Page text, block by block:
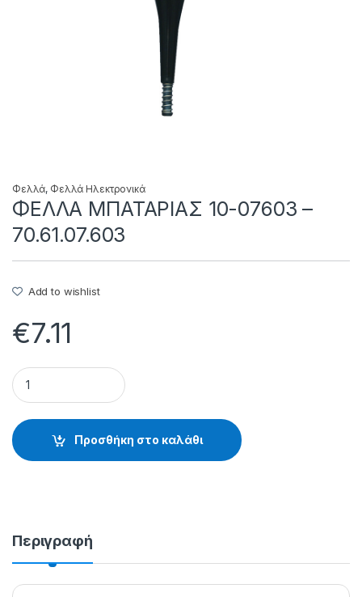
Φελλά, Φελλά Ηλεκτρονικά
ΦΕΛΛΑ ΜΠΑΤΑΡΙΑΣ 10-07603 –
70.61.07.603
Add to wishlist
€7.11
ΦΕΛΛΑ ΜΠΑΤΑΡΙΑΣ 10-07603 - 70.61.07.603 quantity
Προσθήκη στο καλάθι
Περιγραφή